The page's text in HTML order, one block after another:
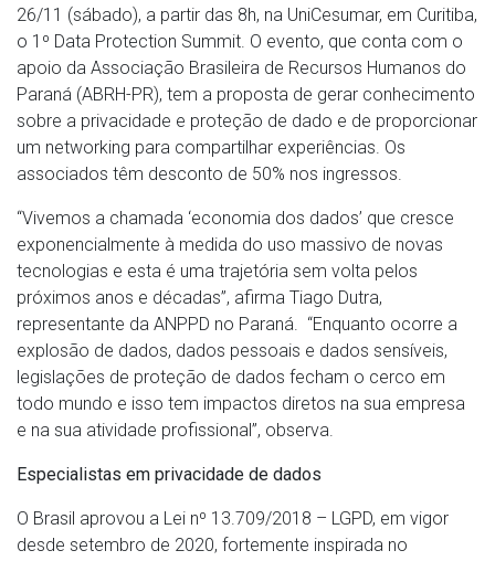
26/11 (sábado), a partir das 8h, na UniCesumar, em Curitiba,
o 1º Data Protection Summit. O evento, que conta com o
apoio da Associação Brasileira de Recursos Humanos do
Paraná (ABRH-PR), tem a proposta de gerar conhecimento
sobre a privacidade e proteção de dado e de proporcionar
um networking para compartilhar experiências. Os
associados têm desconto de 50% nos ingressos.
“Vivemos a chamada ‘economia dos dados’ que cresce
exponencialmente à medida do uso massivo de novas
tecnologias e esta é uma trajetória sem volta pelos
próximos anos e décadas”, afirma Tiago Dutra,
representante da ANPPD no Paraná. “Enquanto ocorre a
explosão de dados, dados pessoais e dados sensíveis,
legislações de proteção de dados fecham o cerco em
todo mundo e isso tem impactos diretos na sua empresa
e na sua atividade profissional”, observa.
Especialistas em privacidade de dados
O Brasil aprovou a Lei nº 13.709/2018 – LGPD, em vigor
desde setembro de 2020, fortemente inspirada no